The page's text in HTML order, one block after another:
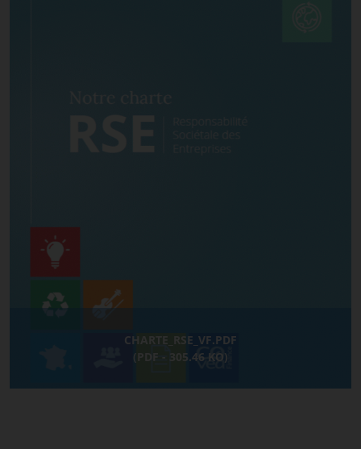
CHARTE_RSE_VF.PDF
(PDF - 305.46 KO)